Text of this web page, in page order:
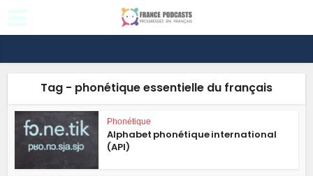
Tag - phonétique essentielle du français
Phonétique
Alphabet phonétique international
(API)